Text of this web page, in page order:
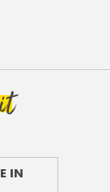
IN